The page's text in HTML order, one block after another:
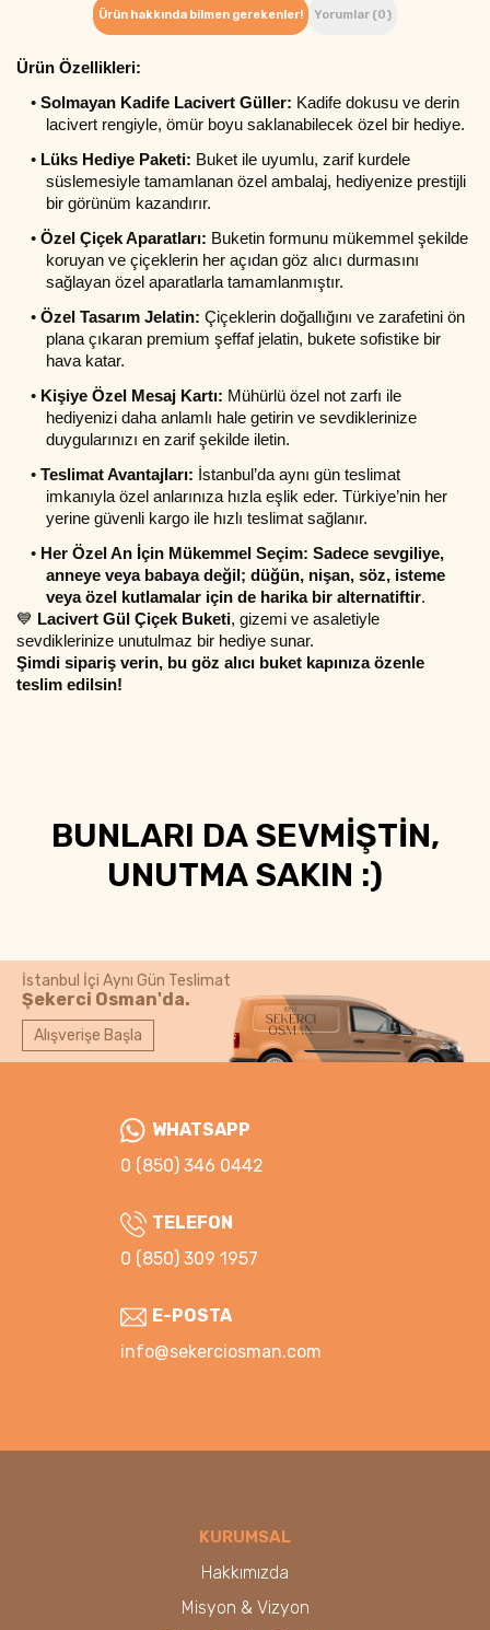
Ürün hakkında bilmen gerekenler! Yorumlar (0)
Ürün Özellikleri:
• Solmayan Kadife Lacivert Güller: Kadife dokusu ve derin
lacivert rengiyle, ömür boyu saklanabilecek özel bir hediye.
• Lüks Hediye Paketi: Buket ile uyumlu, zarif kurdele
süslemesiyle tamamlanan özel ambalaj, hediyenize prestijli
bir görünüm kazandırır.
• Özel Çiçek Aparatları: Buketin formunu mükemmel şekilde
koruyan ve çiçeklerin her açıdan göz alıcı durmasını
sağlayan özel aparatlarla tamamlanmıştır.
• Özel Tasarım Jelatin: Çiçeklerin doğallığını ve zarafetini ön
plana çıkaran premium şeffaf jelatin, bukete sofistike bir
hava katar.
• Kişiye Özel Mesaj Kartı: Mühürlü özel not zarfı ile
hediyenizi daha anlamlı hale getirin ve sevdiklerinize
duygularınızı en zarif şekilde iletin.
• Teslimat Avantajları: İstanbul’da aynı gün teslimat
imkanıyla özel anlarınıza hızla eşlik eder. Türkiye’nin her
yerine güvenli kargo ile hızlı teslimat sağlanır.
• Her Özel An İçin Mükemmel Seçim: Sadece sevgiliye,
anneye veya babaya değil; düğün, nişan, söz, isteme
veya özel kutlamalar için de harika bir alternatiftir.
💙 Lacivert Gül Çiçek Buketi, gizemi ve asaletiyle
sevdiklerinize unutulmaz bir hediye sunar.
Şimdi sipariş verin, bu göz alıcı buket kapınıza özenle
teslim edilsin!
BUNLARI DA SEVMİŞTİN,
UNUTMA SAKIN :)
İstanbul İçi Aynı Gün Teslimat
Şekerci Osman'da.
Alışverişe Başla
WHATSAPP
0 (850) 346 0442
TELEFON
0 (850) 309 1957
E-POSTA
info@sekerciosman.com
KURUMSAL
Hakkımızda
Misyon & Vizyon